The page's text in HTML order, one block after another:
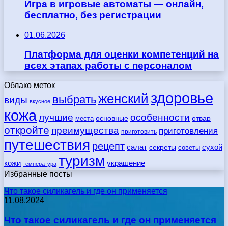
Игра в игровые автоматы — онлайн,
бесплатно, без регистрации
01.06.2026
Платформа для оценки компетенций на
всех этапах работы с персоналом
Облако меток
виды вкусное выбратьженский здоровье
кожалучшие места основные особенности отвар
откройте преимущества приготовить приготовления
путешествия рецепт салат секреты советы сухой
кожи температура туризм украшение
Избранные посты
Что такое силикагель и где он применяется
11.08.2024
Что такое силикагель и где он применяется